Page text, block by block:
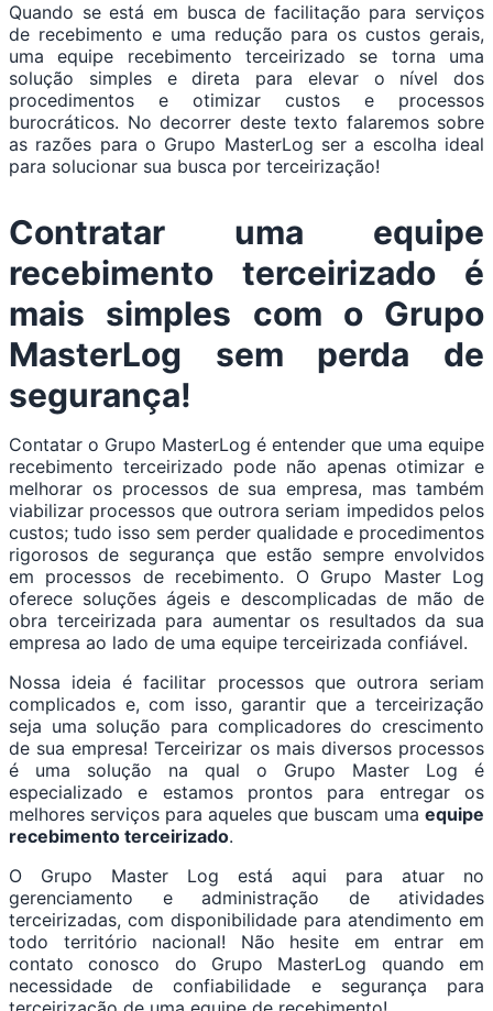
Quando se está em busca de facilitação para serviços
de recebimento e uma redução para os custos gerais,
uma equipe recebimento terceirizado se torna uma
solução simples e direta para elevar o nível dos
procedimentos e otimizar custos e processos
burocráticos. No decorrer deste texto falaremos sobre
as razões para o Grupo MasterLog ser a escolha ideal
para solucionar sua busca por terceirização!
Contratar uma equipe
recebimento terceirizado é
mais simples com o Grupo
MasterLog sem perda de
segurança!
Contatar o Grupo MasterLog é entender que uma equipe
recebimento terceirizado pode não apenas otimizar e
melhorar os processos de sua empresa, mas também
viabilizar processos que outrora seriam impedidos pelos
custos; tudo isso sem perder qualidade e procedimentos
rigorosos de segurança que estão sempre envolvidos
em processos de recebimento. O Grupo Master Log
oferece soluções ágeis e descomplicadas de mão de
obra terceirizada para aumentar os resultados da sua
empresa ao lado de uma equipe terceirizada confiável.
Nossa ideia é facilitar processos que outrora seriam
complicados e, com isso, garantir que a terceirização
seja uma solução para complicadores do crescimento
de sua empresa! Terceirizar os mais diversos processos
é uma solução na qual o Grupo Master Log é
especializado e estamos prontos para entregar os
melhores serviços para aqueles que buscam uma equipe
recebimento terceirizado.
O Grupo Master Log está aqui para atuar no
gerenciamento e administração de atividades
terceirizadas, com disponibilidade para atendimento em
todo território nacional! Não hesite em entrar em
contato conosco do Grupo MasterLog quando em
necessidade de confiabilidade e segurança para